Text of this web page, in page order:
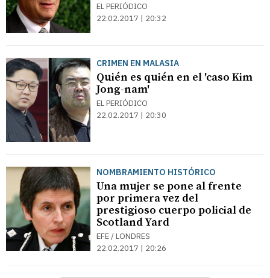
EL PERIÓDICO
22.02.2017 | 20:32
CRIMEN EN MALASIA
Quién es quién en el 'caso Kim
Jong-nam'
EL PERIÓDICO
22.02.2017 | 20:30
NOMBRAMIENTO HISTÓRICO
Una mujer se pone al frente
por primera vez del
prestigioso cuerpo policial de
Scotland Yard
EFE / LONDRES
22.02.2017 | 20:26